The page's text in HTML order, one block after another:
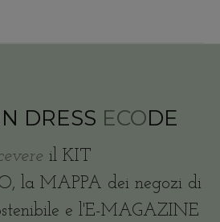
DRESS ECODE
il KIT
la MAPPA dei negozi di
e l'E-MAGAZINE